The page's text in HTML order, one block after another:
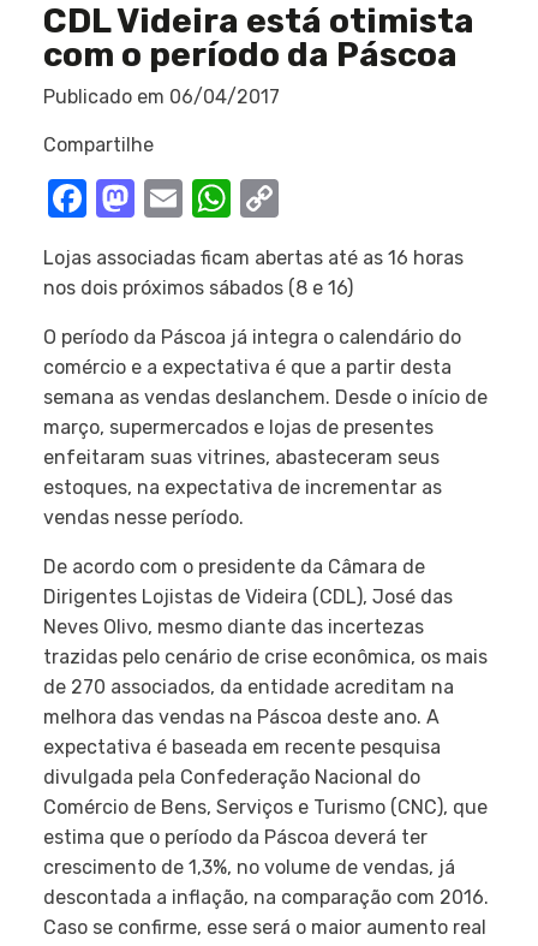
CDL Videira está otimista
com o período da Páscoa
Publicado em 06/04/2017
Compartilhe
Facebook
Mastodon
EmailWhatsApp
Lojas associadas ficam abertas até as 16 horas
nos dois próximos sábados (8 e 16)
O período da Páscoa já integra o calendário do
comércio e a expectativa é que a partir desta
semana as vendas deslanchem. Desde o início de
março, supermercados e lojas de presentes
enfeitaram suas vitrines, abasteceram seus
estoques, na expectativa de incrementar as
vendas nesse período.
De acordo com o presidente da Câmara de
Dirigentes Lojistas de Videira (CDL), José das
Neves Olivo, mesmo diante das incertezas
trazidas pelo cenário de crise econômica, os mais
de 270 associados, da entidade acreditam na
melhora das vendas na Páscoa deste ano. A
expectativa é baseada em recente pesquisa
divulgada pela Confederação Nacional do
Comércio de Bens, Serviços e Turismo (CNC), que
estima que o período da Páscoa deverá ter
crescimento de 1,3%, no volume de vendas, já
descontada a inflação, na comparação com 2016.
Caso se confirme, esse será o maior aumento real